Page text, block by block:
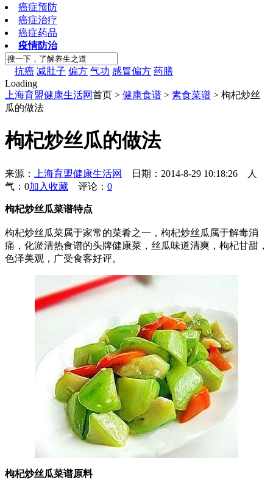
癌症预防
癌症治疗
癌症药品
疫情防治
抗癌 减肚子 偏方 气功 感冒偏方 药膳
Loading
上海育盟健康生活网首页 > 健康食谱 > 素食菜谱 > 枸杞炒丝
瓜的做法
枸杞炒丝瓜的做法
来源： 上海育盟健康生活网 日期：2014-8-29 10:18:26
人
气：0加入收藏 评论： 0
枸杞炒丝瓜菜谱特点
枸杞炒丝瓜菜属于家常的菜肴之一，枸杞炒丝瓜属于解毒消
痛，化淤清热食谱的头牌健康菜，丝瓜味道清爽，枸杞甘甜，
色泽美观，广受食客好评。
枸杞炒丝瓜菜谱原料